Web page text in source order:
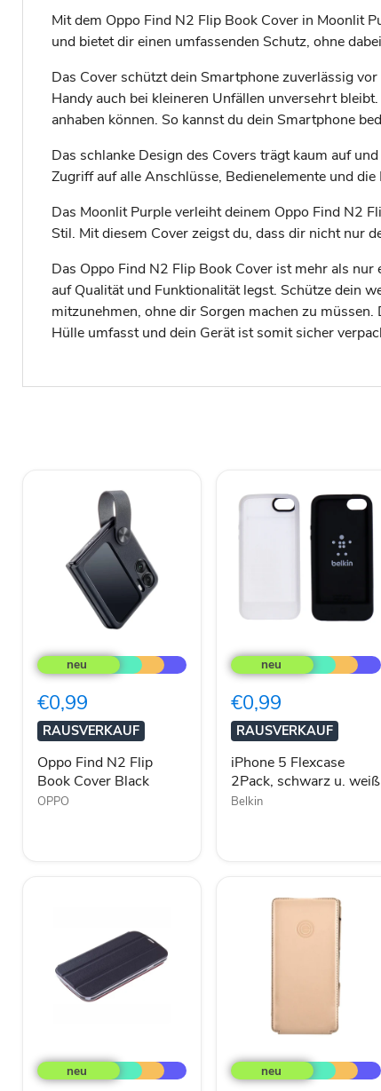
Mit dem Oppo Find N2 Flip Book Cover in Moonlit
und bietet dir einen umfassenden Schutz, ohne
Das Cover schützt dein Smartphone zuverlässig
Handy auch bei kleineren Unfällen unversehrt
anhaben können. So kannst du dein Smartphone
Das schlanke Design des Covers trägt kaum auf
Zugriff auf alle Anschlüsse, Bedienelemente und
Das Moonlit Purple verleiht deinem Oppo Find N2
Stil. Mit diesem Cover zeigst du, dass dir nicht nur
Das Oppo Find N2 Flip Book Cover ist mehr als
auf Qualität und Funktionalität legst. Schütze dein
mitzunehmen, ohne dir Sorgen machen zu
Hülle umfasst und dein Gerät ist somit sicher
Find
N2
Book
Cover
Black
€0,99
RAUSVERKAUF
Oppo Find N2 Flip
Book Cover Black
OPPO
5
Flexcase
schwarz
u.
weiß
€0,99
RAUSVERKAUF
iPhone 5 Flexcase
2Pack, schwarz u. weiß
Belkin
Creatto
Flip
GALELi
Flip